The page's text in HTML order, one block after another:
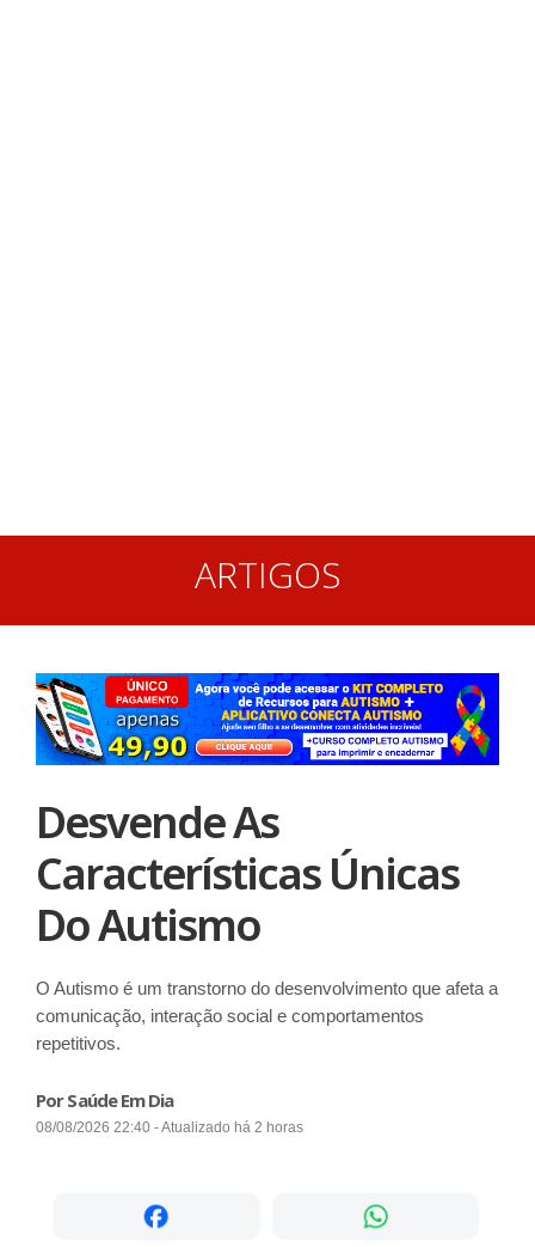
ARTIGOS
Desvende As
Características Únicas
Do Autismo
O Autismo é um transtorno do desenvolvimento que afeta a
comunicação, interação social e comportamentos
repetitivos.
Por Saúde Em Dia
08/08/2026 22:40 - Atualizado há 2 horas